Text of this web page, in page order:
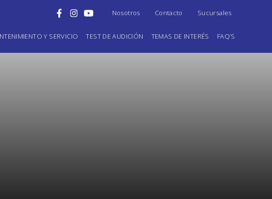
Nosotros Contacto Sucursales
Y SERVICIO TEST DE AUDICIÓN TEMAS DE INTERÉS FAQ’S